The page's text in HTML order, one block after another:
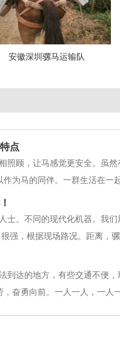
安徽深圳骡马运输队
点
照顾，让马感觉更安全。虽
为马的同伴。一群生活在一
的马或母马作为领导者。两
夺一匹。
士。不同的现代化机器。我
强，根据现场路况。距离，
设提供有力支撑。马队运输
到达的地方，有些交通不便
奋勇向前。一人一人，一人